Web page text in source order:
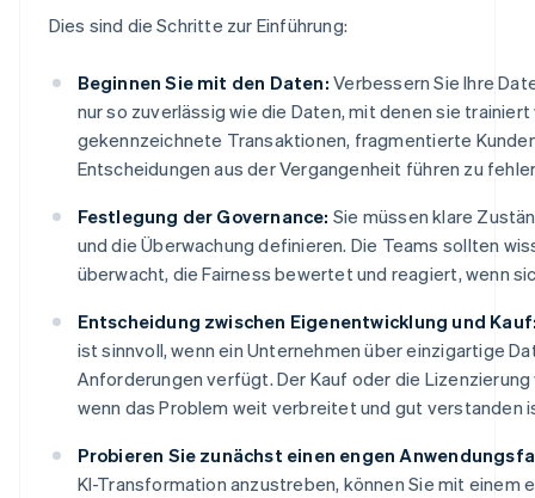
Dies sind die Schritte zur Einführung:
Beginnen Sie mit den Daten: Verbessern Sie Ihre
nur so zuverlässig wie die Daten, mit denen sie
gekennzeichnete Transaktionen, fragmentierte
Entscheidungen aus der Vergangenheit führen zu
Festlegung der Governance: Sie müssen klare
und die Überwachung definieren. Die Teams sollten
überwacht, die Fairness bewertet und reagiert, wenn
Entscheidung zwischen Eigenentwicklung und
ist sinnvoll, wenn ein Unternehmen über einzigartige
Anforderungen verfügt. Der Kauf oder die
wenn das Problem weit verbreitet und gut verstanden
Probieren Sie zunächst einen engen
KI-Transformation anzustreben, können Sie mit einem